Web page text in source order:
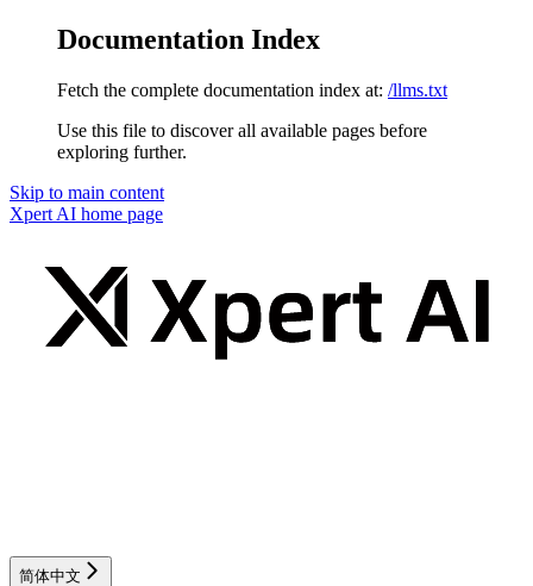
Documentation Index
Fetch the complete documentation index at: /llms.txt
Use this file to discover all available pages before
exploring further.
Skip to main content
Xpert AI home page
简体中文